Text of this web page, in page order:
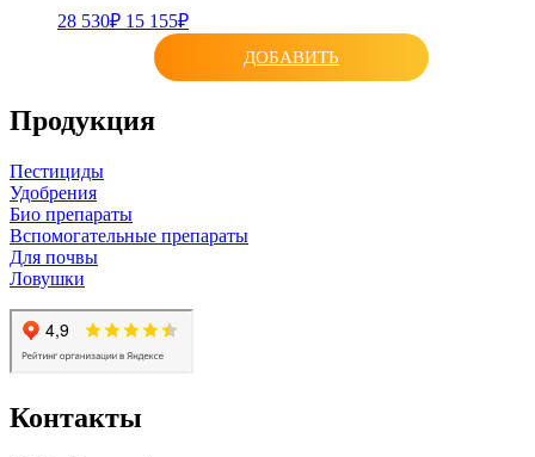
28 530₽ 15 155₽
ДОБАВИТЬ
Продукция
Пестициды
Удобрения
Био препараты
Вспомогательные препараты
Для почвы
Ловушки
Контакты